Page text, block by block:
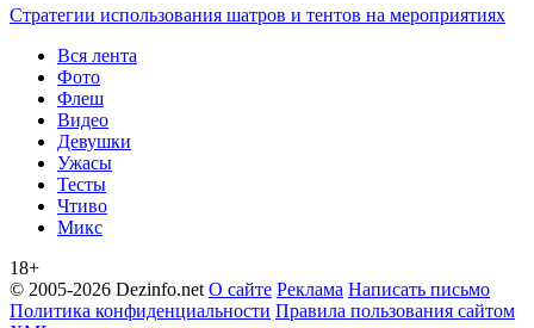
Стратегии использования шатров и тентов на мероприятиях
Вся лента
Фото
Флеш
Видео
Девушки
Ужасы
Тесты
Чтиво
Микс
18+
© 2005-2026 Dezinfo.net О сайте Реклама Написать письмо
Политика конфиденциальности Правила пользования сайтом